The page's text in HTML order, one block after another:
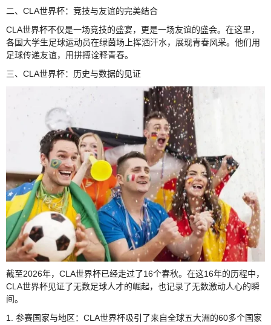
二、CLA世界杯：竞技与友谊的完美结合
CLA世界杯不仅是一场竞技的盛宴，更是一场友谊的盛会。在这里，
各国大学生足球运动员在绿茵场上挥洒汗水，展现青春风采。他们用
足球传递友谊，用拼搏诠释青春。
三、CLA世界杯：历史与数据的见证
截至2026年，CLA世界杯已经走过了16个春秋。在这16年的历程中，
CLA世界杯见证了无数足球人才的崛起，也记录了无数激动人心的瞬
间。
1. 参赛国家与地区：CLA世界杯吸引了来自全球五大洲的60多个国家